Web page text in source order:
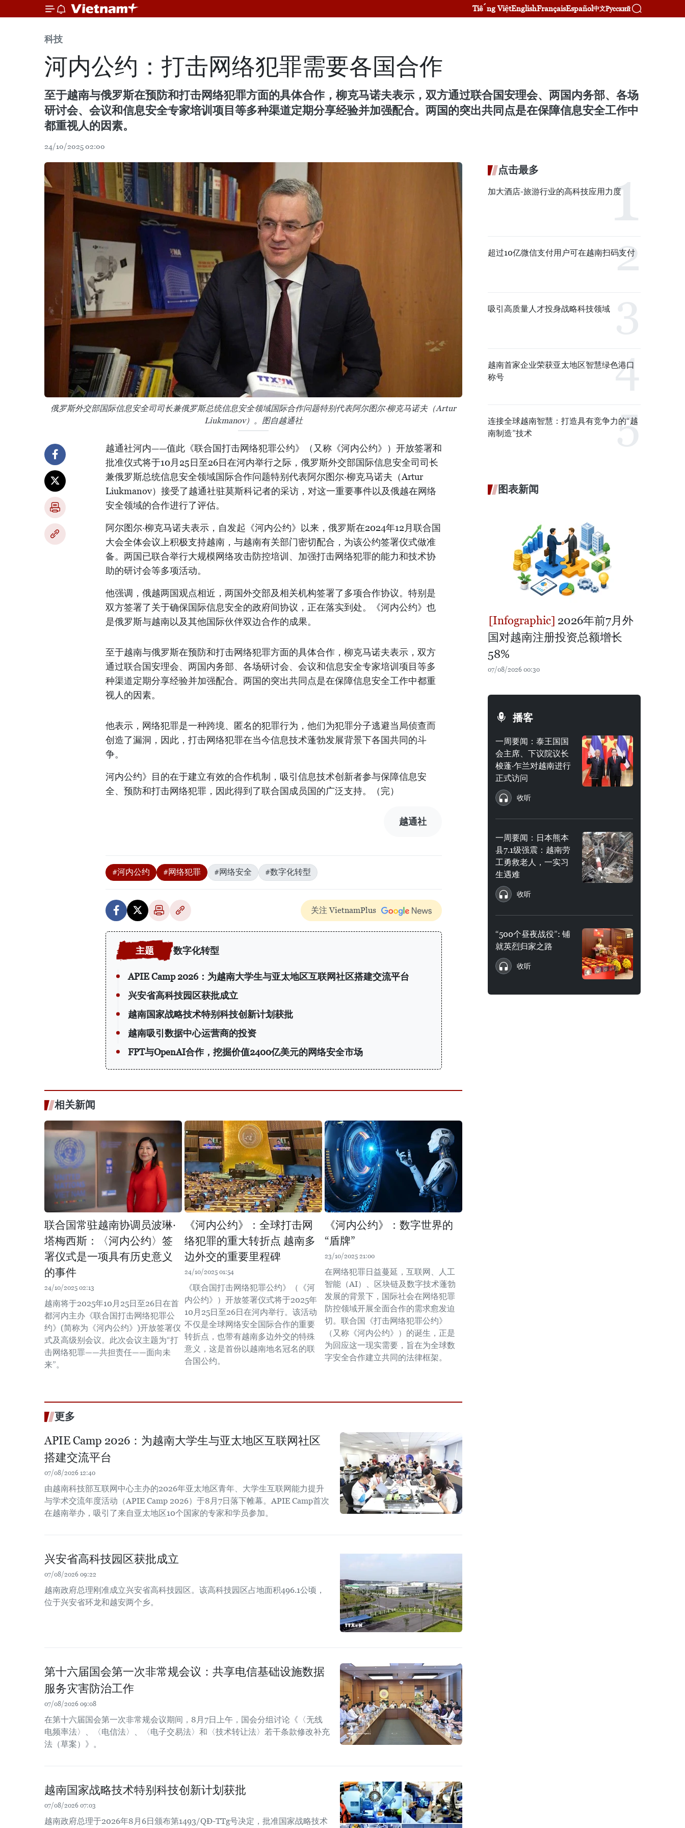
Tiếng ViệtEnglishFrançaisEspañol中文Русский
科技
河内公约：打击网络犯罪需要各国合作
至于越南与俄罗斯在预防和打击网络犯罪方面的具体合作，柳克马诺夫表示，双方通过联合国安理会、两国内务部、各场
研讨会、会议和信息安全专家培训项目等多种渠道定期分享经验并加强配合。两国的突出共同点是在保障信息安全工作中
都重视人的因素。
24/10/2025 02:00
俄罗斯外交部国际信息安全司司长兼俄罗斯总统信息安全领域国际合作问题特别代表阿尔图尔·柳克马诺夫（Artur
Liukmanov）。图自越通社
越通社河内——值此《联合国打击网络犯罪公约》（又称《河内公约》）开放签署和
批准仪式将于10月25日至26日在河内举行之际，俄罗斯外交部国际信息安全司司长
兼俄罗斯总统信息安全领域国际合作问题特别代表阿尔图尔·柳克马诺夫（Artur
Liukmanov）接受了越通社驻莫斯科记者的采访，对这一重要事件以及俄越在网络
安全领域的合作进行了评估。
阿尔图尔·柳克马诺夫表示，自发起《河内公约》以来，俄罗斯在2024年12月联合国
大会全体会议上积极支持越南，与越南有关部门密切配合，为该公约签署仪式做准
备。两国已联合举行大规模网络攻击防控培训、加强打击网络犯罪的能力和技术协
助的研讨会等多项活动。
他强调，俄越两国观点相近，两国外交部及相关机构签署了多项合作协议。特别是
双方签署了关于确保国际信息安全的政府间协议，正在落实到处。《河内公约》也
是俄罗斯与越南以及其他国际伙伴双边合作的成果。
至于越南与俄罗斯在预防和打击网络犯罪方面的具体合作，柳克马诺夫表示，双方
通过联合国安理会、两国内务部、各场研讨会、会议和信息安全专家培训项目等多
种渠道定期分享经验并加强配合。两国的突出共同点是在保障信息安全工作中都重
视人的因素。
他表示，网络犯罪是一种跨境、匿名的犯罪行为，他们为犯罪分子逃避当局侦查而
创造了漏洞，因此，打击网络犯罪在当今信息技术蓬勃发展背景下各国共同的斗
争。
河内公约》目的在于建立有效的合作机制，吸引信息技术创新者参与保障信息安
全、预防和打击网络犯罪，因此得到了联合国成员国的广泛支持。（完）
越通社
#河内公约 #网络犯罪 #网络安全 #数字化转型
关注 VietnamPlus
数字化转型
APIE Camp 2026：为越南大学生与亚太地区互联网社区搭建交流平台
兴安省高科技园区获批成立
越南国家战略技术特别科技创新计划获批
越南吸引数据中心运营商的投资
FPT与OpenAI合作，挖掘价值2400亿美元的网络安全市场
相关新闻
联合国常驻越南协调员波琳·
塔梅西斯：〈河内公约〉签
署仪式是一项具有历史意义
的事件
24/10/2025 02:13
越南将于2025年10月25日至26日在首
都河内主办《联合国打击网络犯罪公
约》(简称为《河内公约》)开放签署仪
式及高级别会议。此次会议主题为“打
击网络犯罪——共担责任——面向未
来”。
《河内公约》：全球打击网
络犯罪的重大转折点 越南多
边外交的重要里程碑
24/10/2025 01:54
《联合国打击网络犯罪公约》（《河
内公约》）开放签署仪式将于2025年
10月25日至26日在河内举行。该活动
不仅是全球网络安全国际合作的重要
转折点，也带有越南多边外交的特殊
意义，这是首份以越南地名冠名的联
合国公约。
《河内公约》：数字世界的
“盾牌”
23/10/2025 21:00
在网络犯罪日益蔓延，互联网、人工
智能（AI）、区块链及数字技术蓬勃
发展的背景下，国际社会在网络犯罪
防控领域开展全面合作的需求愈发迫
切。联合国《打击网络犯罪公约》
（又称《河内公约》）的诞生，正是
为回应这一现实需要，旨在为全球数
字安全合作建立共同的法律框架。
更多
APIE Camp 2026：为越南大学生与亚太地区互联网社区
搭建交流平台
07/08/2026 12:40
由越南科技部互联网中心主办的2026年亚太地区青年、大学生互联网能力提升
与学术交流年度活动（APIE Camp 2026）于8月7日落下帷幕。APIE Camp首次
在越南举办，吸引了来自亚太地区10个国家的专家和学员参加。
兴安省高科技园区获批成立
07/08/2026 09:22
越南政府总理刚准成立兴安省高科技园区。该高科技园区占地面积496.1公顷，
位于兴安省环龙和越安两个乡。
第十六届国会第一次非常规会议：共享电信基础设施数据
服务灾害防治工作
07/08/2026 09:08
在第十六届国会第一次非常规会议期间，8月7日上午，国会分组讨论《〈无线
电频率法〉、〈电信法〉、〈电子交易法〉和〈技术转让法〉若干条款修改补充
法（草案）》。
越南国家战略技术特别科技创新计划获批
07/08/2026 07:03
越南政府总理于2026年8月6日颁布第1493/QĐ-TTg号决定，批准国家战略技术
点击最多
加大酒店-旅游行业的高科技应用力度
超过10亿微信支付用户可在越南扫码支付
吸引高质量人才投身战略科技领域
越南首家企业荣获亚太地区智慧绿色港口
称号
连接全球越南智慧：打造具有竞争力的“越
南制造”技术
图表新闻
2026年前7月外
国对越南注册投资总额增长
58%
07/08/2026 00:30
播客
一周要闻：泰王国国
会主席、下议院议长
梭蓬·乍兰对越南进行
正式访问
收听
一周要闻：日本熊本
县7.1级强震：越南劳
工勇救老人，一实习
生遇难
收听
“500个昼夜战役”: 铺
就英烈归家之路
收听